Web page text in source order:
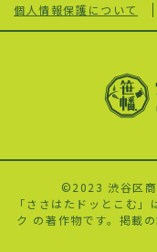
個人情報保護について
©2023 渋谷区商
「ささはたドッとこむ
ク の著作物です。掲載